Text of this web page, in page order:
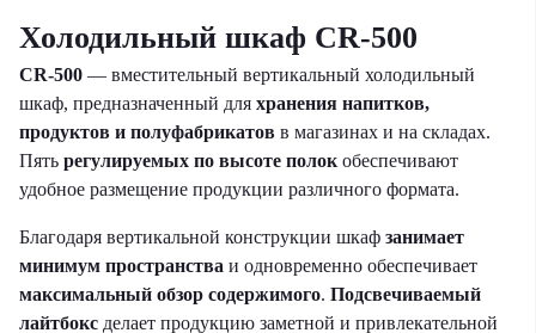
Холодильный шкаф CR-500
CR-500 — вместительный вертикальный холодильный
шкаф, предназначенный для хранения напитков,
продуктов и полуфабрикатов в магазинах и на складах.
Пять регулируемых по высоте полокобеспечивают
удобное размещение продукции различного формата.
Благодаря вертикальной конструкции шкаф занимает
минимум пространства и одновременно обеспечивает
максимальный обзор содержимого. Подсвечиваемый
лайтбокс делает продукцию заметной и привлекательной